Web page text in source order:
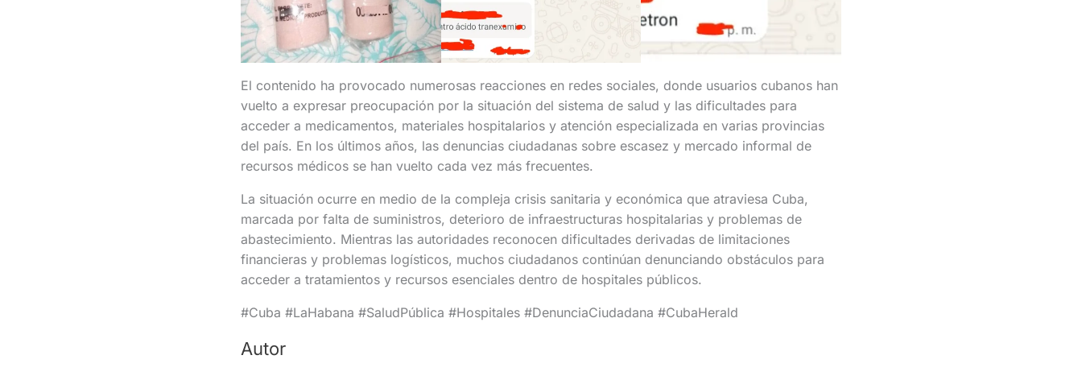
El contenido ha provocado numerosas reacciones en redes sociales, donde usuarios cubanos han
vuelto a expresar preocupación por la situación del sistema de salud y las dificultades para
acceder a medicamentos, materiales hospitalarios y atención especializada en varias provincias
del país. En los últimos años, las denuncias ciudadanas sobre escasez y mercado informal de
recursos médicos se han vuelto cada vez más frecuentes.
La situación ocurre en medio de la compleja crisis sanitaria y económica que atraviesa Cuba,
marcada por falta de suministros, deterioro de infraestructuras hospitalarias y problemas de
abastecimiento. Mientras las autoridades reconocen dificultades derivadas de limitaciones
financieras y problemas logísticos, muchos ciudadanos continúan denunciando obstáculos para
acceder a tratamientos y recursos esenciales dentro de hospitales públicos.
#Cuba #LaHabana #SaludPública #Hospitales #DenunciaCiudadana #CubaHerald
Autor